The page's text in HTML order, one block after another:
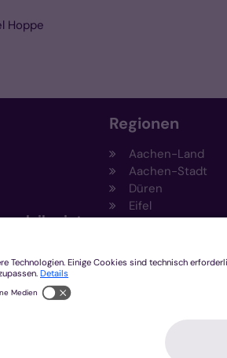
Hoppe
Regionen
Aachen-Land
Aachen-Stadt
Düren
Eifel
Krefeld